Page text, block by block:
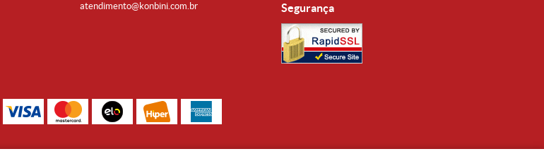
atendimento@konbini.com.br
Segurança